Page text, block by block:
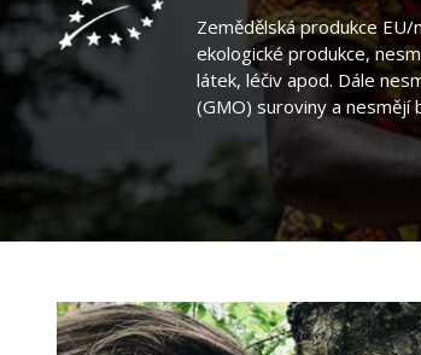
Zemědělská produkce
ekologické produkce,
látek, léčiv apod. Dále
(GMO) suroviny a nesmějí